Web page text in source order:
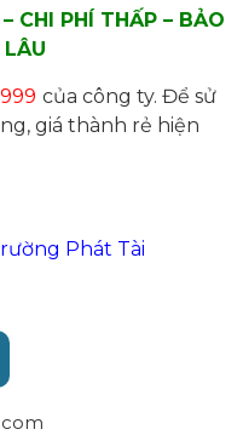
CHI PHÍ THẤP – BẢO
LÂU
của công ty. Để sử
giá thành rẻ hiện
Phát Tài